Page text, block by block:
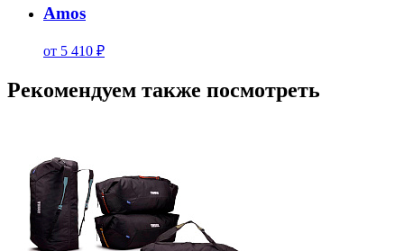
Amos
от 5 410 ₽
Рекомендуем также посмотреть